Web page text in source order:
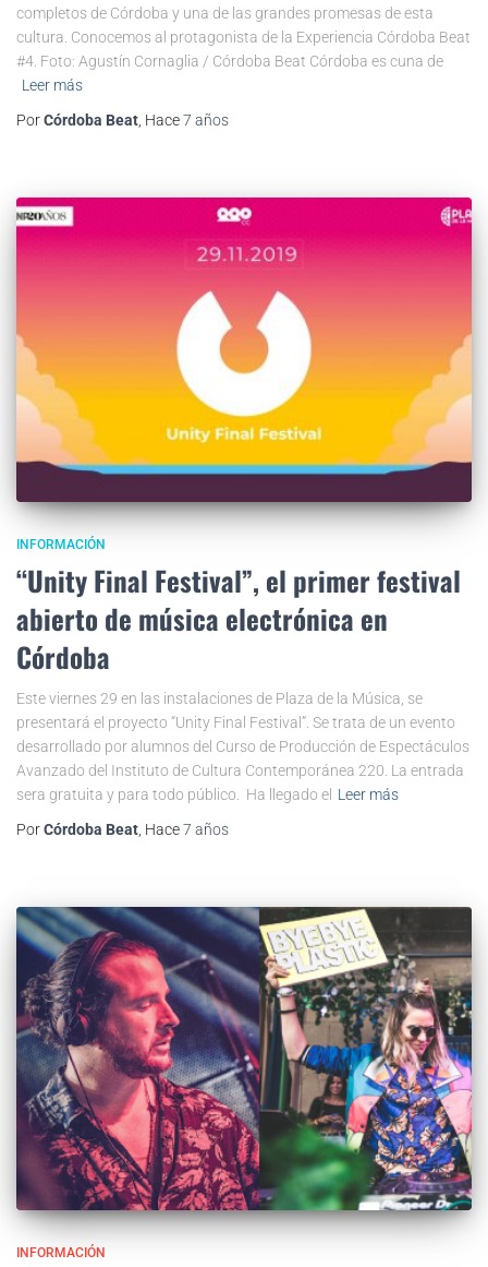
completos de Córdoba y una de las grandes promesas de esta
cultura. Conocemos al protagonista de la Experiencia Córdoba Beat
#4. Foto: Agustín Cornaglia / Córdoba Beat Córdoba es cuna de
Leer más
PorCórdoba Beat , Hace7 años
INFORMACIÓN
“Unity Final Festival”, el primer festival
abierto de música electrónica en
Córdoba
Este viernes 29 en las instalaciones de Plaza de la Música, se
presentará el proyecto “Unity Final Festival”. Se trata de un evento
desarrollado por alumnos del Curso de Producción de Espectáculos
Avanzado del Instituto de Cultura Contemporánea 220. La entrada
sera gratuita y para todo público. Ha llegado el Leer más
PorCórdoba Beat , Hace7 años
INFORMACIÓN